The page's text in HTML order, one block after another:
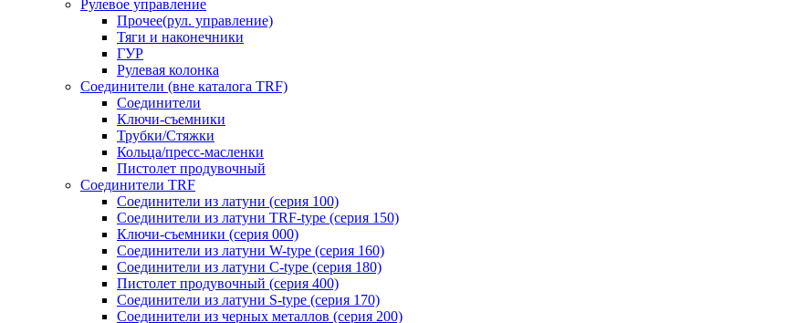
Рулевое управление
Прочее(рул. управление)
Тяги и наконечники
ГУР
Рулевая колонка
Соединители (вне каталога TRF)
Соединители
Ключи-cъемники
Трубки/Стяжки
Кольца/пресс-масленки
Пистолет продувочный
Соединители TRF
Соединители из латуни (серия 100)
Соединители из латуни TRF-type (серия 150)
Ключи-съемники (серия 000)
Соединители из латуни W-type (серия 160)
Соединители из латуни С-type (серия 180)
Пистолет продувочный (серия 400)
Соединители из латуни S-type (серия 170)
Соединители из черных металлов (серия 200)